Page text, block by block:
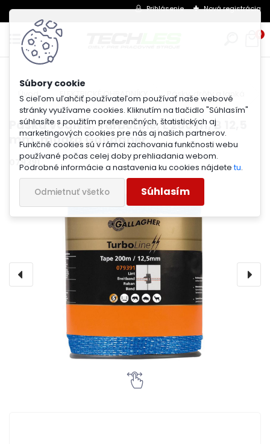
S cieľom uľahčiť používateľom používať naše webové
stránky využívame cookies. Kliknutím na tlačidlo "Súhlasím"
súhlasíte s použitím preferenčných, štatistických aj
marketingových cookies pre nás aj našich partnerov.
Funkčné cookies sú v rámci zachovania funkčnosti webu
používané počas celej doby prehliadania webom.
Podrobné informácie a nastavenia ku cookies nájdete tu.
Odmietnuť všetko Súhlasím
Prihlásenie Nová registrácia
0
Úvod ELEKTRICKÉ OHRADNÍKY Pásky, drôty a lanká
Páska vodivá, TurboLine, L 200 m, B 12,5
mm, modrá Gallagher
079391